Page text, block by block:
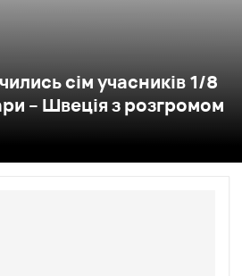
сім учасників 1/8
– Швеція з розгромом